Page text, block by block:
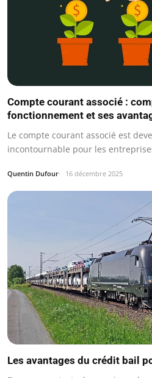
Compte courant associé :
fonctionnement et ses
Le compte courant associé est
incontournable pour les
Quentin Dufour 16 décembre 2025
Les avantages du crédit bail